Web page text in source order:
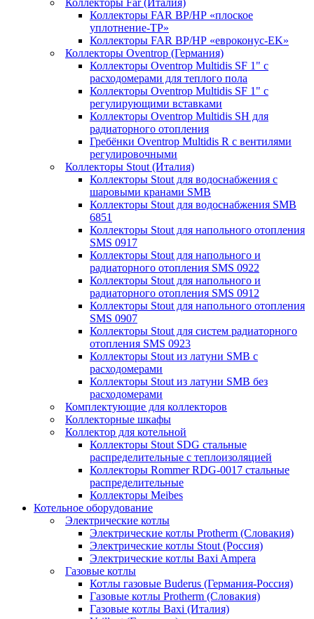
Коллекторы Far (Италия)
Коллекторы FAR ВР/НР «плоское
уплотнение-TP»
Коллекторы FAR ВР/НР «евроконус-EK»
Коллекторы Oventrop (Германия)
Коллекторы Oventrop Multidis SF 1" с
расходомерами для теплого пола
Коллекторы Oventrop Multidis SF 1" с
регулирующими вставками
Коллекторы Oventrop Multidis SH для
радиаторного отопления
Гребёнки Oventrop Multidis R с вентилями
регулировочными
Коллекторы Stout (Италия)
Коллекторы Stout для водоснабжения с
шаровыми кранами SMB
Коллекторы Stout для водоснабжения SMB
6851
Коллекторы Stout для напольного отопления
SMS 0917
Коллекторы Stout для напольного и
радиаторного отопления SMS 0922
Коллекторы Stout для напольного и
радиаторного отопления SMS 0912
Коллекторы Stout для напольного отопления
SMS 0907
Коллекторы Stout для систем радиаторного
отопления SMS 0923
Коллекторы Stout из латуни SMB с
расходомерами
Коллекторы Stout из латуни SMB без
расходомерами
Комплектующие для коллекторов
Коллекторные шкафы
Коллектор для котельной
Коллекторы Stout SDG стальные
распределительные с теплоизоляцией
Коллекторы Rommer RDG-0017 стальные
распределительные
Коллекторы Meibes
Котельное оборудование
Электрические котлы
Электрические котлы Protherm (Словакия)
Электрические котлы Stout (Россия)
Электрические котлы Baxi Ampera
Газовые котлы
Котлы газовые Buderus (Германия-Россия)
Газовые котлы Protherm (Словакия)
Газовые котлы Baxi (Италия)